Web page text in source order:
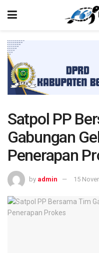
Satpol PP
Gabungan
Penerapan
by admin 15